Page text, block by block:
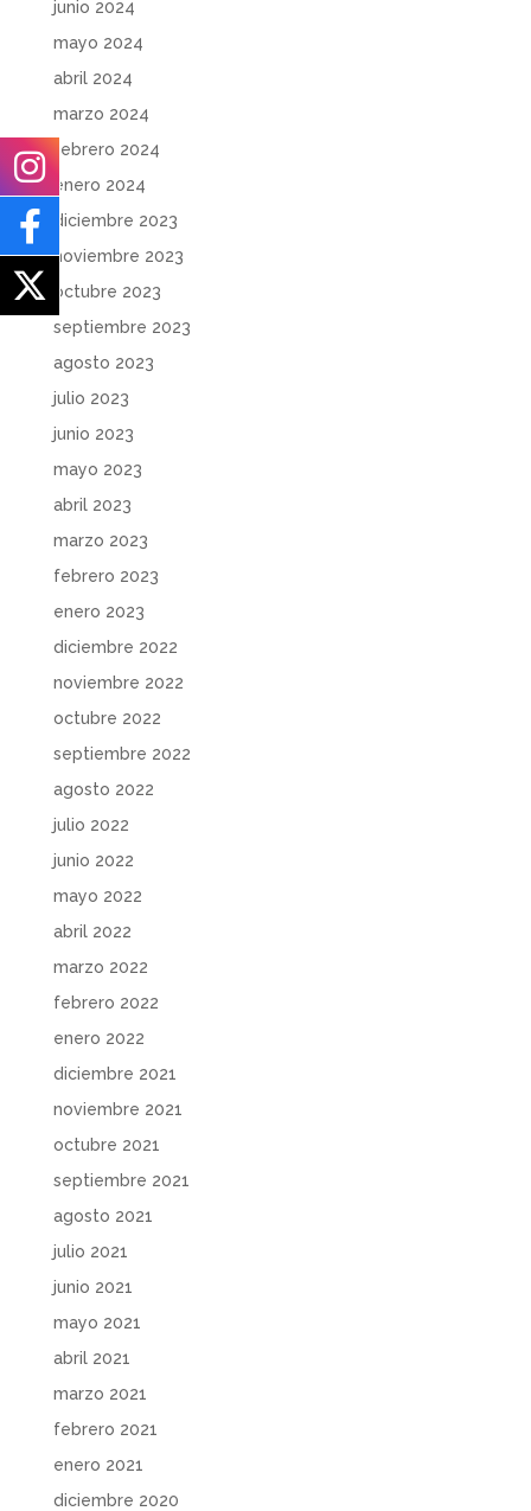
junio 2024
mayo 2024
abril 2024
marzo 2024
febrero 2024
enero 2024
diciembre 2023
noviembre 2023
octubre 2023
septiembre 2023
agosto 2023
julio 2023
junio 2023
mayo 2023
abril 2023
marzo 2023
febrero 2023
enero 2023
diciembre 2022
noviembre 2022
octubre 2022
septiembre 2022
agosto 2022
julio 2022
junio 2022
mayo 2022
abril 2022
marzo 2022
febrero 2022
enero 2022
diciembre 2021
noviembre 2021
octubre 2021
septiembre 2021
agosto 2021
julio 2021
junio 2021
mayo 2021
abril 2021
marzo 2021
febrero 2021
enero 2021
diciembre 2020